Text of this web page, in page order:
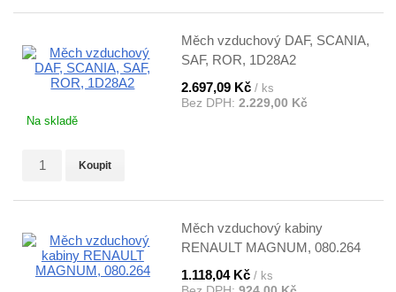
Měch vzduchový DAF, SCANIA,
SAF, ROR, 1D28A2
2.697,09 Kč / ks
Bez DPH: 2.229,00 Kč
Na skladě
Koupit
Měch vzduchový kabiny
RENAULT MAGNUM, 080.264
1.118,04 Kč / ks